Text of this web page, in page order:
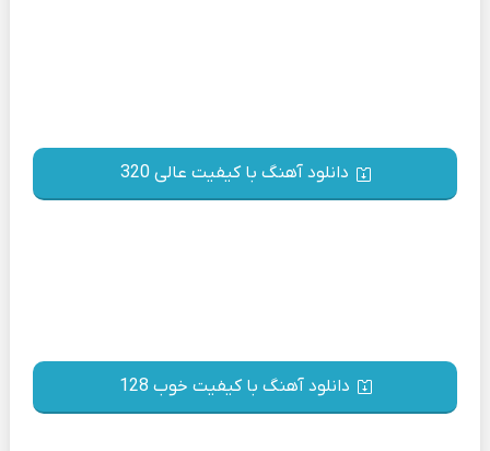
دانلود آهنگ با کیفیت عالی 320
دانلود آهنگ با کیفیت خوب 128